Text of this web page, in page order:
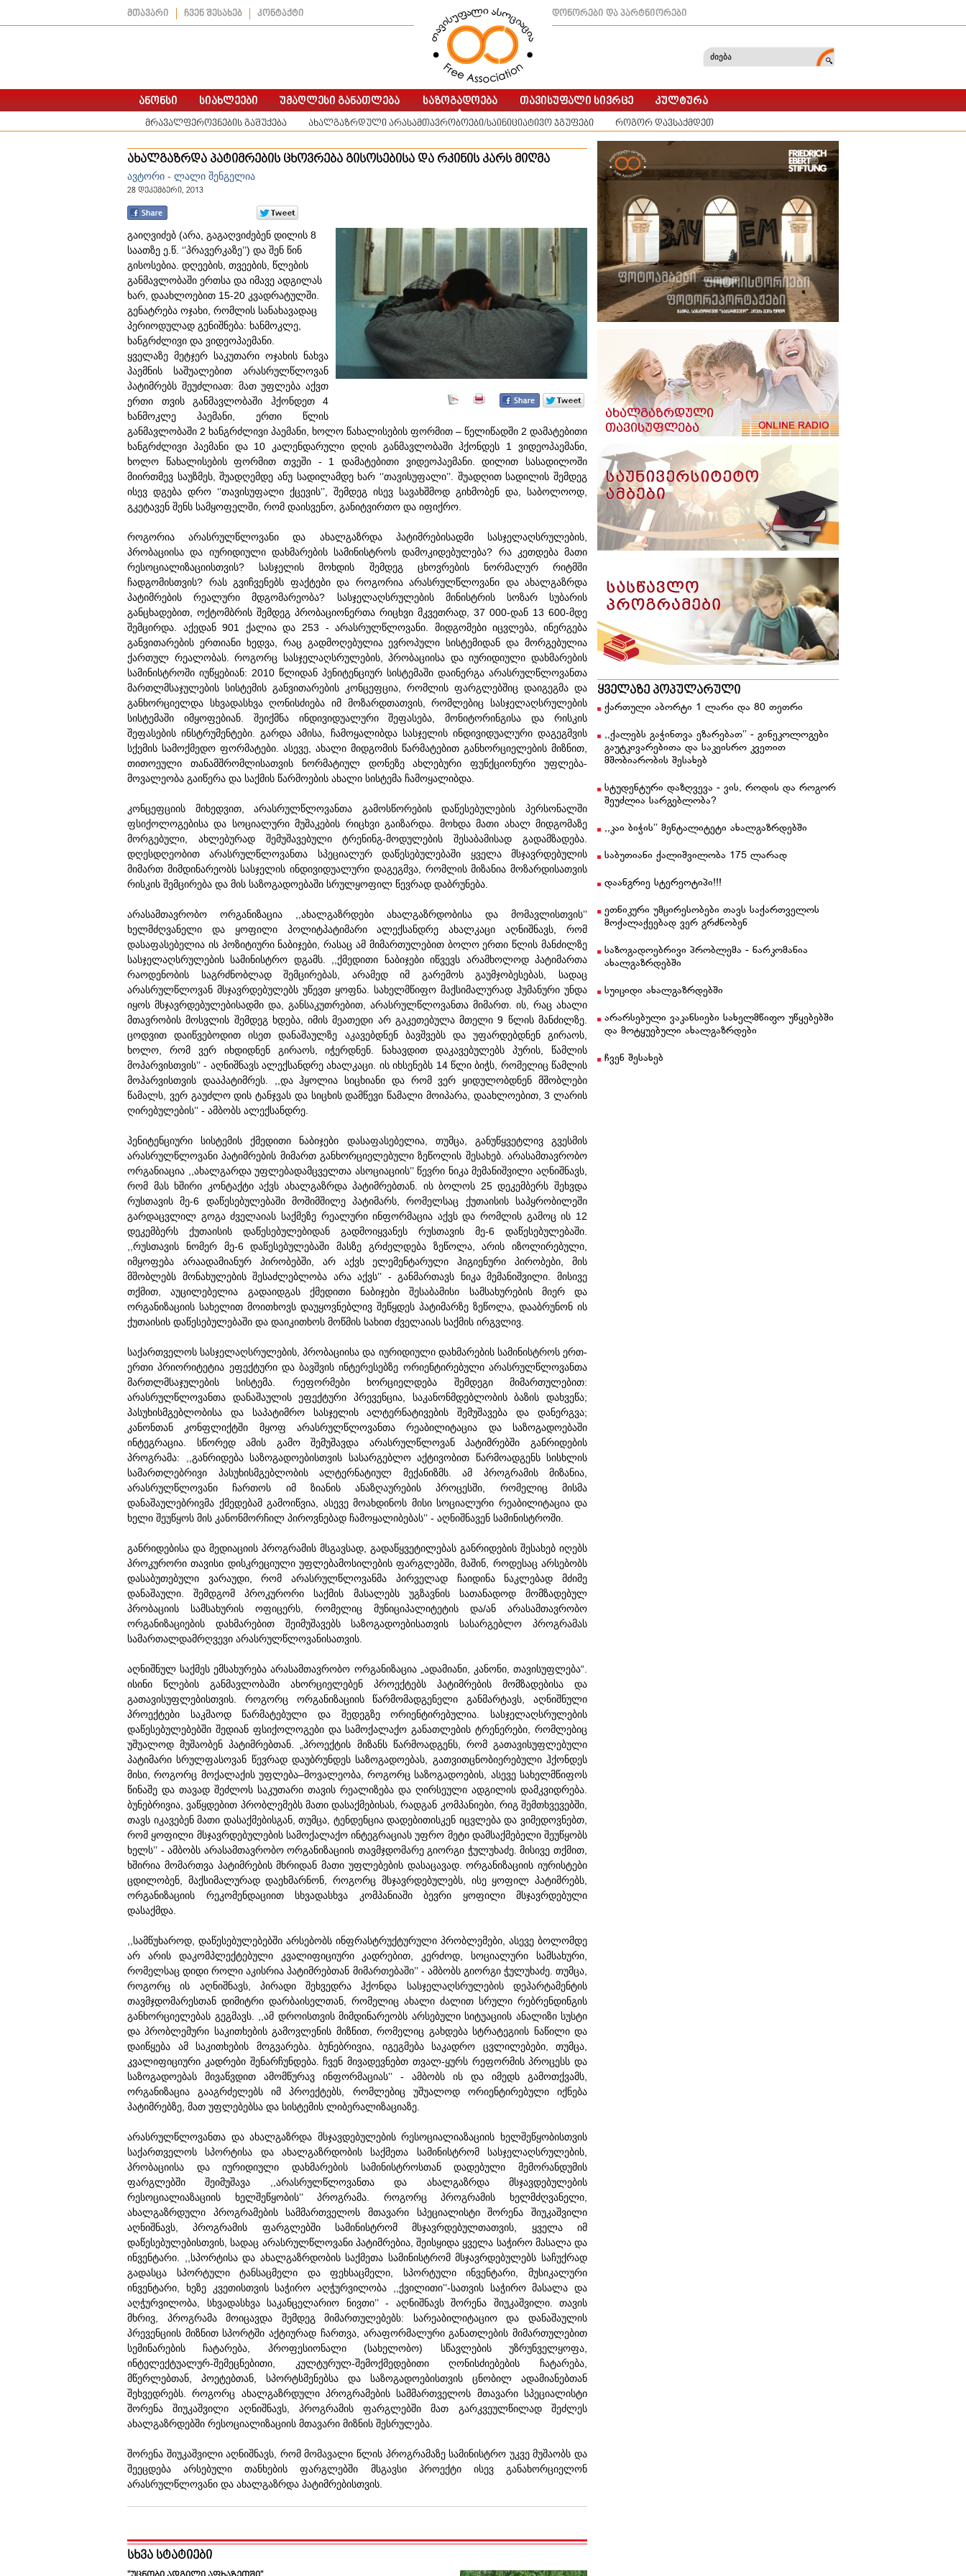
მთავარი ჩვენ შესახებ კონტაქტი დონორები და პარტნიორები
მრავალფეროვნების გაშუქება ახალგაზრდული არასამთავრობოები/საინიციატივო ჯგუფები როგორ დავსაქმდეთ
ახალგაზრდა პატიმრების ცხოვრება გისოსებისა და რკინის კარს მიღმა
ავტორი - ლალი შენგელია
28 დეკემბერი, 2013
გაიღვიძებ (არა, გაგაღვიძებენ დილის 8
საათზე ე.წ. ‘’პრავერკაზე’’) და შენ წინ
გისოსებია. დღეების, თვეების, წლების
განმავლობაში ერთსა და იმავე ადგილას
ხარ, დაახლოებით 15-20 კვადრატულში.
გენატრება ოჯახი, რომლის სანახავადაც
პერიოდულად გენიშნება: ხანმოკლე,
ხანგრძლივი და ვიდეოპაემანი.
ყველაზე მეტჯერ საკუთარი ოჯახის ნახვა
პაემნის საშუალებით არასრულწლოვან
პატიმრებს შეუძლიათ: მათ უფლება აქვთ
ერთი თვის განმავლობაში ჰქონდეთ 4
ხანმოკლე პაემანი, ერთი წლის
განმავლობაში 2 ხანგრძლივი პაემანი, ხოლო წახალისების ფორმით – წელიწადში 2 დამატებითი
ხანგრძლივი პაემანი და 10 კალენდარული დღის განმავლობაში ჰქონდეს 1 ვიდეოპაემანი,
ხოლო წახალისების ფორმით თვეში - 1 დამატებითი ვიდეოპაემანი. დილით სასადილოში
მიირთმევ საუზმეს, შუადღემდე ანუ სადილამდე ხარ ‘’თავისუფალი’’. შუადღით სადილის შემდეგ
ისევ დგება დრო ‘’თავისუფალი ქცევის’’, შემდეგ ისევ სავახშმოდ გიხმობენ და, საბოლოოდ,
გკეტავენ შენს სამყოფელში, რომ დაისვენო, განიტვირთო და იფიქრო.
როგორია არასრულწლოვანი და ახალგაზრდა პატიმრებისადმი სასჯელაღსრულების,
პრობაციისა და იურიდიული დახმარების სამინისტროს დამოკიდებულება? რა კეთდება მათი
რესოციალიზაციისთვის? სასჯელის მოხდის შემდეგ ცხოვრების ნორმალურ რიტმში
ჩადგომისთვის? რას გვიჩვენებს ფაქტები და როგორია არასრულწლოვანი და ახალგაზრდა
პატიმრების რეალური მდგომარეობა? სასჯელაღსრულების მინისტრის სოზარ სუბარის
განცხადებით, ოქტომბრის შემდეგ პრობაციონერთა რიცხვი მკვეთრად, 37 000-დან 13 600-მდე
შემცირდა. აქედან 901 ქალია და 253 - არასრულწლოვანი. მიდგომები იცვლება, ინერგება
განვითარების ერთიანი ხედვა, რაც გადმოღებულია ევროპული სისტემიდან და მორგებულია
ქართულ რეალობას. როგორც სასჯელაღსრულების, პრობაციისა და იურიდიული დახმარების
სამინისტროში იუწყებიან: 2010 წლიდან პენიტენციურ სისტემაში დაინერგა არასრულწლოვანთა
მართლმსაჯულების სისტემის განვითარების კონცეფცია, რომლის ფარგლებშიც დაიგეგმა და
განხორციელდა სხვადასხვა ღონისძიება იმ მოზარდთათვის, რომლებიც სასჯელაღსრულების
სისტემაში იმყოფებიან. შეიქმნა ინდივიდუალური შეფასება, მონიტორინგისა და რისკის
შეფასების ინსტრუმენტები. გარდა ამისა, ჩამოყალიბდა სასჯელის ინდივიდუალური დაგეგმვის
სქემის სამოქმედო ფორმატები. ასევე, ახალი მიდგომის წარმატებით განხორციელების მიზნით,
თითოეული თანამშრომლისათვის ნორმატიულ დონეზე ახლებური ფუნქციონური უფლება-
მოვალეობა გაიწერა და საქმის წარმოების ახალი სისტემა ჩამოყალიბდა.
კონცეფციის მიხედვით, არასრულწლოვანთა გამოსწორების დაწესებულების პერსონალში
ფსიქოლოგებისა და სოციალური მუშაკების რიცხვი გაიზარდა. მოხდა მათი ახალ მიდგომაზე
მორგებული, ახლებურად შემუშავებული ტრენინგ-მოდულების შესაბამისად გადამზადება.
დღესდღეობით არასრულწლოვანთა სპეციალურ დაწესებულებაში ყველა მსჯავრდებულის
მიმართ მიმდინარეობს სასჯელის ინდივიდუალური დაგეგმვა, რომლის მიზანია მოზარდისათვის
რისკის შემცირება და მის საზოგადოებაში სრულყოფილ წევრად დაბრუნება.
არასამთავრობო ორგანიზაცია ,,ახალგაზრდები ახალგაზრდობისა და მომავლისთვის’’
ხელმძღვანელი და ყოფილი პოლიტპატიმარი ალექსანდრე ახალკაცი აღნიშნავს, რომ
დასაფასებელია ის პოზიტიური ნაბიჯები, რასაც ამ მიმართულებით ბოლო ერთი წლის მანძილზე
სასჯელაღსრულების სამინისტრო დგამს. ,,ქმედითი ნაბიჯები იწვევს არამხოლოდ პატიმართა
რაოდენობის საგრძნობლად შემცირებას, არამედ იმ გარემოს გაუმჯობესებას, სადაც
არასრულწლოვან მსჯავრდებულებს უწევთ ყოფნა. სახელმწიფო მაქსიმალურად ჰუმანური უნდა
იყოს მსჯავრდებულებისადმი და, განსაკუთრებით, არასრულწლოვანთა მიმართ. ის, რაც ახალი
მთავრობის მოსვლის შემდეგ ხდება, იმის მეათედი არ გაკეთებულა მთელი 9 წლის მანძილზე.
ცოდვით დაიწვებოდით ისეთ დანაშაულზე აკავებდნენ ბავშვებს და უფარდებდნენ გირაოს,
ხოლო, რომ ვერ იხდიდნენ გირაოს, იჭერდნენ. ნახავდით დაკავებულებს პურის, წამლის
მოპარვისთვის’’ - აღნიშნავს ალექსანდრე ახალკაცი. ის იხსენებს 14 წლი ბიჭს, რომელიც წამლის
მოპარვისთვის დააპატიმრეს. ,,და ჰყოლია სიცხიანი და რომ ვერ ყიდულობდნენ მშობლები
წამალს, ვერ გაუძლო დის ტანჯვას და სიცხის დამწევი წამალი მოიპარა, დაახლოებით, 3 ლარის
ღირებულების’’ - ამბობს ალექსანდრე.
პენიტენციური სისტემის ქმედითი ნაბიჯები დასაფასებელია, თუმცა, განუწყვეტლივ გვესმის
არასრულწლოვანი პატიმრების მიმართ განხორციელებული ზეწოლის შესახებ. არასამთავრობო
ორგანიაცია ,,ახალგარდა უფლებადამცველთა ასოციაციის’’ წევრი ნიკა მემანიშვილი აღნიშნავს,
რომ მას ხშირი კონტაქტი აქვს ახალგაზრდა პატიმრებთან. ის ბოლოს 25 დეკემბერს შეხვდა
რუსთავის მე-6 დაწესებულებაში მოშიმშილე პატიმარს, რომელსაც ქუთაისის საპყრობილეში
გარდაცვლილ გოგა ძველაიას საქმეზე რეალური ინფორმაცია აქვს და რომლის გამოც ის 12
დეკემბერს ქუთაისის დაწესებულებიდან გადმოიყვანეს რუსთავის მე-6 დაწესებულებაში.
,,რუსთავის ნომერ მე-6 დაწესებულებაში მასზე გრძელდება ზეწოლა, არის იზოლირებული,
იმყოფება არაადამიანურ პირობებში, არ აქვს ელემენტარული ჰიგიენური პირობები, მის
მშობლებს მონახულების შესაძლებლობა არა აქვს’’ - განმართავს ნიკა მემანიშვილი. მისივე
თქმით, აუცილებელია გადაიდგას ქმედითი ნაბიჯები შესაბამისი სამსახურების მიერ და
ორგანიზაციის სახელით მოითხოვს დაუყოვნებლივ შეწყდეს პატიმარზე ზეწოლა, დააბრუნონ ის
ქუთაისის დაწესებულებაში და დაიკითხოს მოწმის სახით ძველაიას საქმის ირგვლივ.
საქართველოს სასჯელაღსრულების, პრობაციისა და იურიდიული დახმარების სამინისტროს ერთ-
ერთი პრიორიტეტია ეფექტური და ბავშვის ინტერესებზე ორიენტირებული არასრულწლოვანთა
მართლმსაჯულების სისტემა. რეფორმები ხორციელდება შემდეგი მიმართულებით:
არასრულწლოვანთა დანაშაულის ეფექტური პრევენცია, საკანონმდებლობის ბაზის დახვეწა;
პასუხისმგებლობისა და საპატიმრო სასჯელის ალტერნატივების შემუშავება და დანერგვა;
კანონთან კონფლიქტში მყოფ არასრულწლოვანთა რეაბილიტაცია და საზოგადოებაში
ინტეგრაცია. სწორედ ამის გამო შემუშავდა არასრულწლოვან პატიმრებში განრიდების
პროგრამა: ,,განრიდება საზოგადოებისთვის სასარგებლო აქტივობით წარმოადგენს სისხლის
სამართლებრივი პასუხისმგებლობის ალტერნატიულ მექანიზმს. ამ პროგრამის მიზანია,
არასრულწლოვანი ჩართოს იმ ზიანის ანაზღაურების პროცესში, რომელიც მისმა
დანაშაულებრივმა ქმედებამ გამოიწვია, ასევე მოახდინოს მისი სოციალური რეაბილიტაცია და
ხელი შეუწყოს მის კანონმორჩილ პიროვნებად ჩამოყალიბებას’’ - აღნიშნავენ სამინისტროში.
განრიდებისა და მედიაციის პროგრამის მსგავსად, გადაწყვეტილებას განრიდების შესახებ იღებს
პროკურორი თავისი დისკრეციული უფლებამოსილების ფარგლებში, მაშინ, როდესაც არსებობს
დასაბუთებული ვარაუდი, რომ არასრულწლოვანმა პირველად ჩაიდინა ნაკლებად მძიმე
დანაშაული. შემდგომ პროკურორი საქმის მასალებს უგზავნის სათანადოდ მომზადებულ
პრობაციის სამსახურის ოფიცერს, რომელიც მუნიციპალიტეტის და/ან არასამთავრობო
ორგანიზაციების დახმარებით შეიმუშავებს საზოგადოებისათვის სასარგებლო პროგრამას
სამართალდამრღვევი არასრულწლოვანისათვის.
აღნიშნულ საქმეს ემსახურება არასამთავრობო ორგანიზაცია „ადამიანი, კანონი, თავისუფლება“.
ისინი წლების განმავლობაში ახორციელებენ პროექტებს პატიმრების მომზადებისა და
გათავისუფლებისთვის. როგორც ორგანიზაციის წარმომადგენელი განმარტავს, აღნიშნული
პროექტები საკმაოდ წარმატებული და შედეგზე ორიენტირებულია. სასჯელაღსრულების
დაწესებულებებში შედიან ფსიქოლოგები და სამოქალაქო განათლების ტრენერები, რომლებიც
უშუალოდ მუშაობენ პატიმრებთან. „პროექტის მიზანს წარმოადგენს, რომ გათავისუფლებული
პატიმარი სრულფასოვან წევრად დაუბრუნდეს საზოგადოებას, გათვითცნობიერებული ჰქონდეს
მისი, როგორც მოქალაქის უფლება–მოვალეობა, როგორც საზოგადოების, ასევე სახელმწიფოს
წინაშე და თავად შეძლოს საკუთარი თავის რეალიზება და ღირსეული ადგილის დამკვიდრება.
ბუნებრივია, ვაწყდებით პრობლემებს მათი დასაქმებისას, რადგან კომპანიები, რიგ შემთხვევებში,
თავს იკავებენ მათი დასაქმებისგან, თუმცა, ტენდენცია დადებითისკენ იცვლება და ვიმედოვნებთ,
რომ ყოფილი მსჯავრდებულების სამოქალაქო ინტეგრაციას უფრო მეტი დამსაქმებელი შეუწყობს
ხელს’’ - ამბობს არასამთავრობო ორგანიზაციის თავმჯდომარე გიორგი ჭულუხაძე. მისივე თქმით,
ხშირია მომართვა პატიმრების მხრიდან მათი უფლებების დასაცავად. ორგანიზაციის იურისტები
ცდილობენ, მაქსიმალურად დაეხმარნონ, როგორც მსჯავრდებულებს, ისე ყოფილ პატიმრებს,
ორგანიზაციის რეკომენდაციით სხვადასხვა კომპანიაში ბევრი ყოფილი მსჯავრდებული
დასაქმდა.
,,სამწუხაროდ, დაწესებულებებში არსებობს ინფრასტრუქტურული პრობლემები, ასევე ბოლომდე
არ არის დაკომპლექტებული კვალიფიციური კადრებით, კერძოდ, სოციალური სამსახური,
რომელსაც დიდი როლი აკისრია პატიმრებთან მიმართებაში’’ - ამბობს გიორგი ჭულუხაძე. თუმცა,
როგორც ის აღნიშნავს, პირადი შეხვედრა ჰქონდა სასჯელაღსრულების დეპარტამენტის
თავმჯდომარესთან დიმიტრი დარბაისელთან, რომელიც ახალი ძალით სრული რებრენდინგის
განხორციელებას გეგმავს. ,,ამ დროისთვის მიმდინარეობს არსებული სიტუაციის ანალიზი სუსტი
და პრობლემური საკითხების გამოვლენის მიზნით, რომელიც გახდება სტრატეგიის ნაწილი და
დაიწყება ამ საკითხების მოგვარება. ბუნებრივია, იგეგმება საკადრო ცვლილებები, თუმცა,
კვალიფიციური კადრები შენარჩუნდება. ჩვენ მივადევნებთ თვალ-ყურს რეფორმის პროცესს და
საზოგადოებას მივაწვდით ამომწურავ ინფორმაციას’’ - ამბობს ის და იმედს გამოთქვამს,
ორგანიზაცია გააგრძელებს იმ პროექტებს, რომლებიც უშუალოდ ორიენტირებული იქნება
პატიმრებზე, მათ უფლებებსა და სისტემის ლიბერალიზაციაზე.
არასრულწლოვანთა და ახალგაზრდა მსჯავდებულების რესოციალიაზაციის ხელშეწყობისთვის
საქართველოს სპორტისა და ახალგაზრდობის საქმეთა სამინისტრომ სასჯელაღსრულების,
პრობაციისა და იურიდიული დახმარების სამინისტროსთან დადებული მემორანდუმის
ფარგლებში შეიმუშავა ,,არასრულწლოვანთა და ახალგაზრდა მსჯავდებულების
რესოციალიაზაციის ხელშეწყობის’’ პროგრამა. როგორც პროგრამის ხელმძღვანელი,
ახალგაზრდული პროგრამების სამმართველოს მთავარი სპეციალისტი შორენა შიუკაშვილი
აღნიშნავს, პროგრამის ფარგლებში სამინისტრომ მსჯავრდებულთათვის, ყველა იმ
დაწესებულებისთვის, სადაც არასრულწლოვანი პატიმრებია, შეისყიდა ყველა საჭირო მასალა და
ინვენტარი. ,,სპორტისა და ახალგაზრდობის საქმეთა სამინისტრომ მსჯავრდებულებს საჩუქრად
გადასცა სპორტული ტანსაცმელი და ფეხსაცმელი, სპორტული ინვენტარი, მუსიკალური
ინვენტარი, ხეზე კვეთისთვის საჭირო აღჭურვილობა ,,ქვილითი’’-სათვის საჭირო მასალა და
აღჭურვილობა, სხვადასხვა საკანცელარიო ნივთი’’ - აღნიშნავს შორენა შიუკაშვილი. თავის
მხრივ, პროგრამა მოიცავდა შემდეგ მიმართულებებს: სარეაბილიტაციო და დანაშაულის
პრევენციის მიზნით სპორტში აქტიურად ჩართვა, არაფორმალური განათლების მიმართულებით
სემინარების ჩატარება, პროფესიონალი (სახელობო) სწავლების უზრუნველყოფა,
ინტელექტუალურ-შემეცნებითი, კულტურულ-შემოქმედებითი ღონისძიებების ჩატარება,
მწერლებთან, პოეტებთან, სპორტსმენებსა და საზოგადოებისთვის ცნობილ ადამიანებთან
შეხვედრებს. როგორც ახალგაზრდული პროგრამების სამმართველოს მთავარი სპეციალისტი
შორენა შიუკაშვილი აღნიშნავს, პროგრამის ფარგლებში მათ გარკვეულწილად შეძლეს
ახალგაზრდებში რესოციალიზაციის მთავარი მიზნის შესრულება.
შორენა შიუკაშვილი აღნიშნავს, რომ მომავალი წლის პროგრამაზე სამინისტრო უკვე მუშაობს და
შეეცდება არსებული თანხების ფარგლებში მსგავსი პროექტი ისევ განახორციელონ
არასრულწლოვანი და ახალგაზრდა პატიმრებისთვის.
სხვა სტატიები
ყველაზე პოპულარული
ქართული აბორტი 1 ლარი და 80 თეთრი
,,ქალებს გაჭინთვა ეზარებათ’’ - გინეკოლოგები
გაუტკივარებითა და საკეისრო კვეთით
მშობიარობის შესახებ
სტუდენტური დაზღვევა - ვის, როდის და როგორ
შეუძლია სარგებლობა?
,,კაი ბიჭის’’ მენტალიტეტი ახალგაზრდებში
საბუთიანი ქალიშვილობა 175 ლარად
დაანგრიე სტერეოტიპი!!!
ეთნიკური უმცირესობები თავს საქართველოს
მოქალაქეებად ვერ გრძნობენ
საზოგადოებრივი პრობლემა - ნარკომანია
ახალგაზრდებში
სუიციდი ახალგაზრდებში
არარსებული ვაკანსიები სახელმწიფო უწყებებში
და მოტყუებული ახალგაზრდები
ჩვენ შესახებ